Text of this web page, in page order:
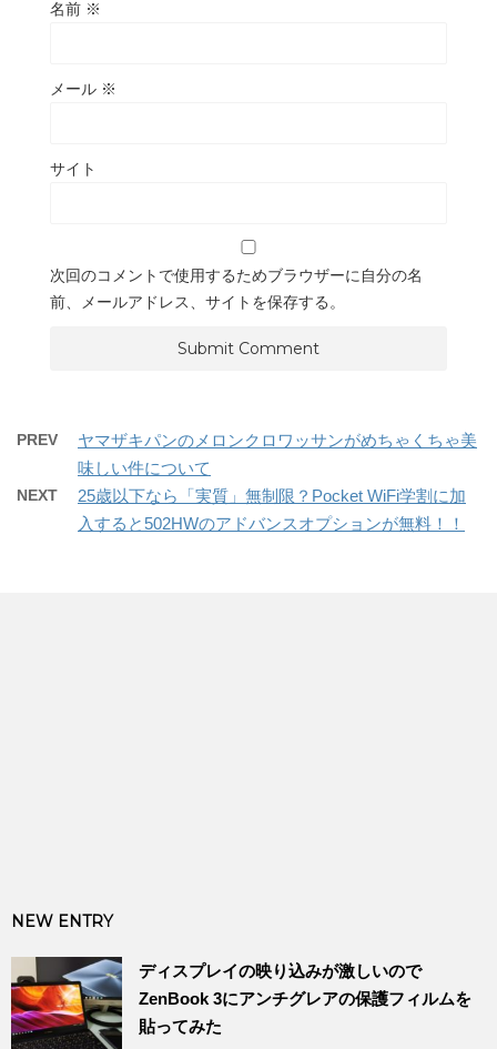
名前 ※
メール ※
サイト
次回のコメントで使用するためブラウザーに自分の名
前、メールアドレス、サイトを保存する。
PREV
ヤマザキパンのメロンクロワッサンがめちゃくちゃ美
味しい件について
NEXT
25歳以下なら「実質」無制限？Pocket WiFi学割に加
入すると502HWのアドバンスオプションが無料！！
NEW ENTRY
ディスプレイの映り込みが激しいので
ZenBook 3にアンチグレアの保護フィルムを
貼ってみた